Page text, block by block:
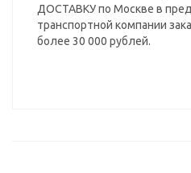
ДОСТАВКУ по Москве в
транспортной компании
более 30 000 рублей.